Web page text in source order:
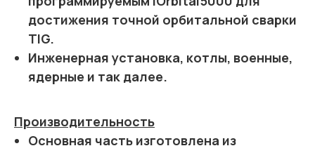
достижения точной орбитальной сварки
TIG.
Инженерная установка, котлы, военные,
ядерные и так далее.
Производительность
Основная часть изготовлена из